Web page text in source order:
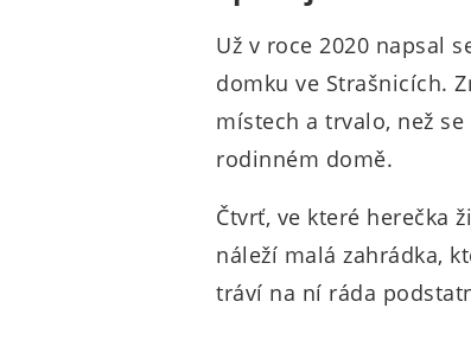
Už v roce 2020 napsal
domku ve Strašnicích.
místech a trvalo, než
rodinném domě.
Čtvrť, ve které herečka
náleží malá zahrádka,
tráví na ní ráda